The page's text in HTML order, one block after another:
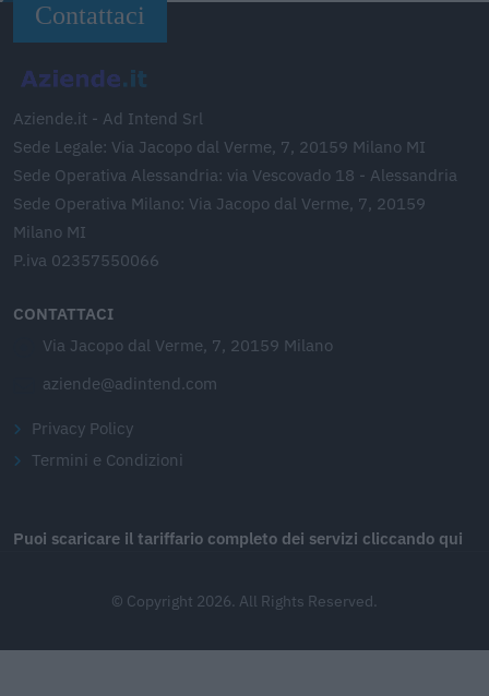
Contattaci
Aziende.it - Ad Intend Srl
Sede Legale: Via Jacopo dal Verme, 7, 20159 Milano MI
Sede Operativa Alessandria: via Vescovado 18 - Alessandria
Sede Operativa Milano: Via Jacopo dal Verme, 7, 20159
Milano MI
P.iva 02357550066
CONTATTACI
Via Jacopo dal Verme, 7, 20159 Milano
aziende@adintend.com
Privacy Policy
Termini e Condizioni
Puoi scaricare il tariffario completo dei servizi cliccando qui
© Copyright 2026. All Rights Reserved.